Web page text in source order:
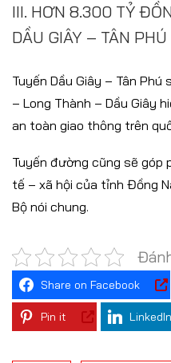
III. HƠN 8.300 TỶ
DẦU GIÂY – TÂN PHÚ
Tuyến Dầu Giây – Tân
– Long Thành – Dầu Giây
an toàn giao thông trên
Tuyến đường cũng sẽ góp
tế – xã hội của tỉnh Đồng
Bộ nói chung.
Share on Facebook
Pin it LinkedIn